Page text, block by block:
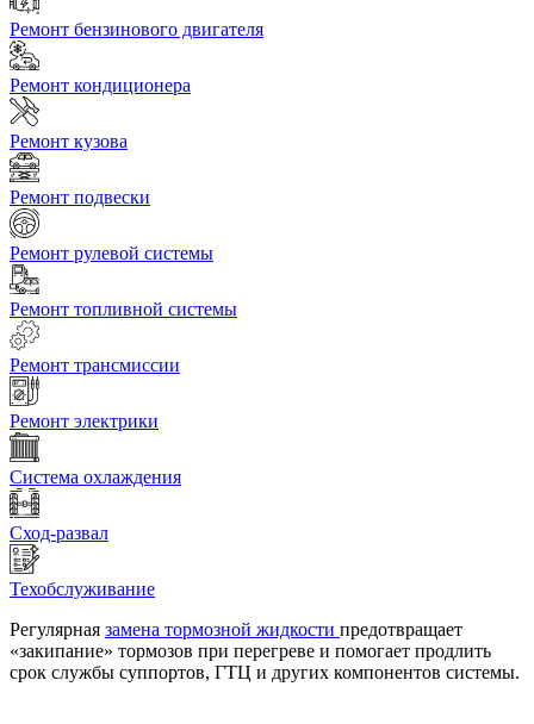
Ремонт бензинового двигателя
Ремонт кондиционера
Ремонт кузова
Ремонт подвески
Ремонт рулевой системы
Ремонт топливной системы
Ремонт трансмиссии
Ремонт электрики
Система охлаждения
Сход-развал
Техобслуживание
Регулярная замена тормозной жидкости предотвращает
«закипание» тормозов при перегреве и помогает продлить
срок службы суппортов, ГТЦ и других компонентов системы.